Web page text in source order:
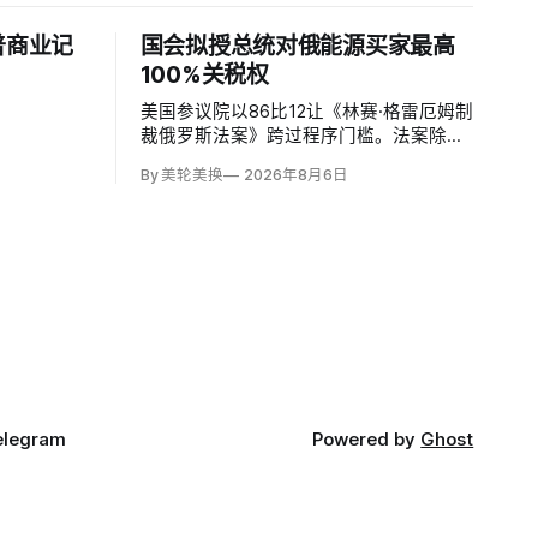
业记
国会拟授总统对俄能源买家最高
100%关税权
美国参议院以86比12让《林赛·格雷厄姆制
裁俄罗斯法案》跨过程序门槛。法案除加
队」，还拟对俄罗斯进口征收500%关
By 美轮美换 2026年8月6日
Powered by Ghost